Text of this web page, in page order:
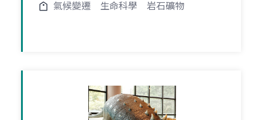
氣候變遷 生命科學 岩石礦物